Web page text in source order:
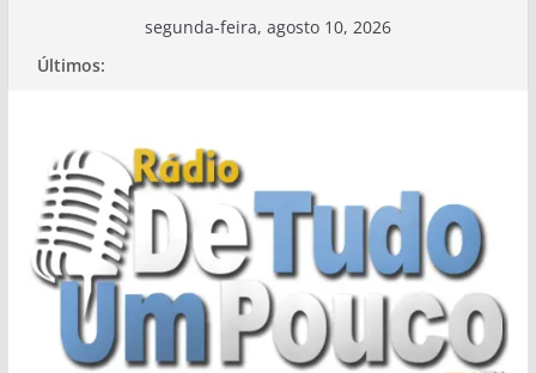
segunda-feira, agosto 10, 2026
Últimos: